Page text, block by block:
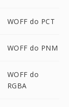
WOFF do PCT
WOFF do PNM
WOFF do
RGBA